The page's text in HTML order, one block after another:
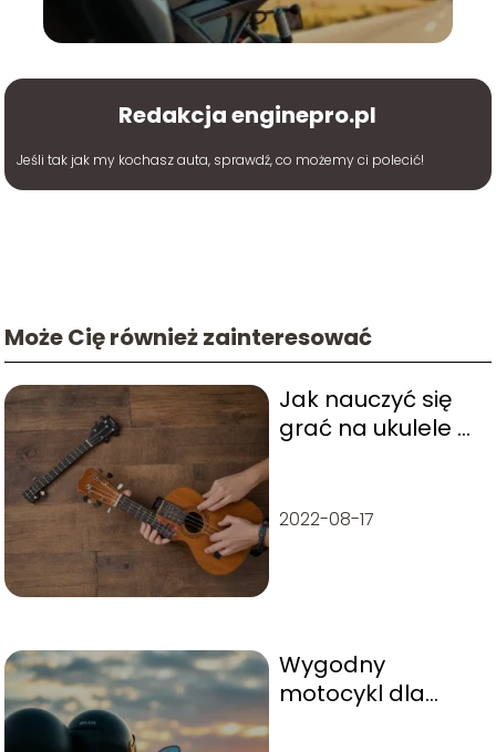
Redakcja enginepro.pl
Jeśli tak jak my kochasz auta, sprawdź, co możemy ci polecić!
Może Cię również zainteresować
Jak nauczyć się
grać na ukulele w
2022-08-17
Wygodny
motocykl dla